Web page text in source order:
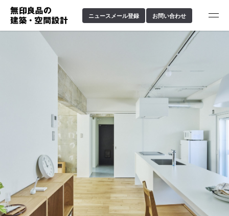
ニュースメール登録 お問い合わせ